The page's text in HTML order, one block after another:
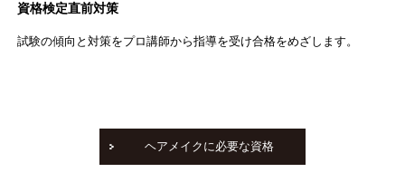
資格検定直前対策
試験の傾向と対策をプロ講師から指導を受け合格をめざします。
ヘアメイクに必要な資格